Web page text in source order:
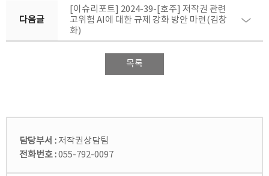
다음글
[이슈리포트] 2024-39-[호주] 저작권 관련
고위험 AI에 대한 규제 강화 방안 마련(김창
화)
목록
담당부서 :저작권상담팀
전화번호 :055-792-0097